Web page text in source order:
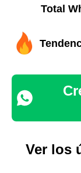
Total
Ver los